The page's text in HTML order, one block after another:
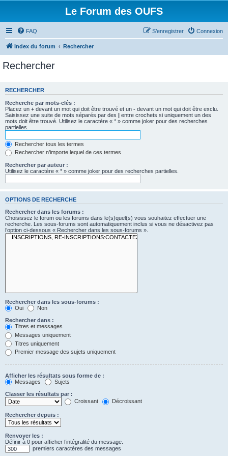
Le Forum des OUFS
FAQ Connexion
S’enregistrer
Index du forum Rechercher
Rechercher
RECHERCHER
Recherche par mots-clés :
Placez un + devant un mot qui doit être trouvé et un - devant un mot qui doit être exclu.
Saisissez une suite de mots séparés par des | entre crochets si uniquement un des
mots doit être trouvé. Utilisez le caractère « * » comme joker pour des recherches
partielles.
Rechercher tous les termes
Rechercher n’importe lequel de ces termes
Rechercher par auteur :
Utilisez le caractère « * » comme joker pour des recherches partielles.
OPTIONS DE RECHERCHE
Rechercher dans les forums :
Choisissez le forum ou les forums dans le(s)quel(s) vous souhaitez effectuer une
recherche. Les sous-forums sont automatiquement inclus si vous ne désactivez pas
l’option ci-dessous « Rechercher dans les sous-forums ».
Rechercher dans les sous-forums :
Oui
Non
Rechercher dans :
Titres et messages
Messages uniquement
Titres uniquement
Premier message des sujets uniquement
Afficher les résultats sous forme de :
Messages
Sujets
Classer les résultats par :
Croissant
Décroissant
Rechercher depuis :
Renvoyer les :
Définir à 0 pour afficher l’intégralité du message.
premiers caractères des messages